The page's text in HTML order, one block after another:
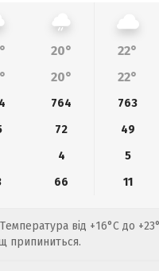
20° 22°
20° 22°
764 763
72 49
4 5
66 11
від +16°C до
припиниться.